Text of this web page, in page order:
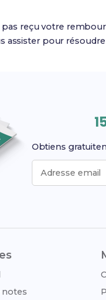
reçu votre
assister pour
Obtiens
Adresse email
notes